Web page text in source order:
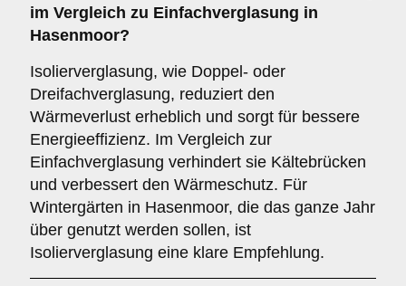
im Vergleich zu Einfachverglasung in
Hasenmoor?
Isolierverglasung, wie Doppel- oder
Dreifachverglasung, reduziert den
Wärmeverlust erheblich und sorgt für bessere
Energieeffizienz. Im Vergleich zur
Einfachverglasung verhindert sie Kältebrücken
und verbessert den Wärmeschutz. Für
Wintergärten in Hasenmoor, die das ganze Jahr
über genutzt werden sollen, ist
Isolierverglasung eine klare Empfehlung.